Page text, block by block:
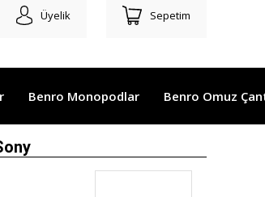
Üyelik Sepetim
Benro Monopodlar Benro Omuz